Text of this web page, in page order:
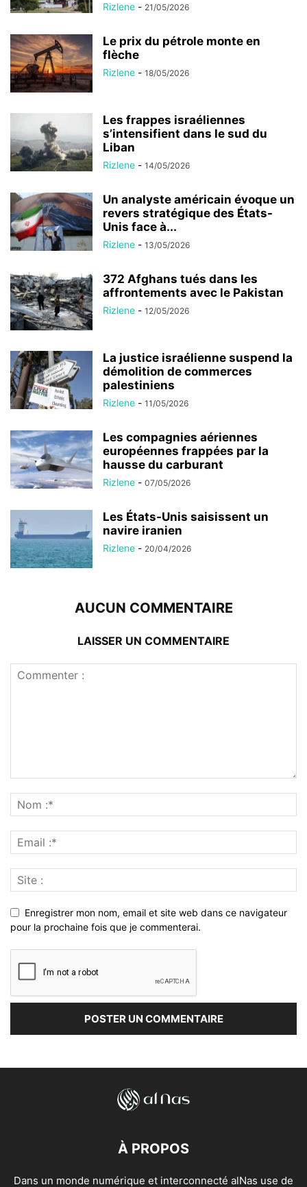
Rizlene - 21/05/2026
Le prix du pétrole monte en
flèche
Rizlene - 18/05/2026
Les frappes israéliennes
s’intensifient dans le sud du
Liban
Rizlene - 14/05/2026
Un analyste américain évoque un
revers stratégique des États-
Unis face à...
Rizlene - 13/05/2026
372 Afghans tués dans les
affrontements avec le Pakistan
Rizlene - 12/05/2026
La justice israélienne suspend la
démolition de commerces
palestiniens
Rizlene - 11/05/2026
Les compagnies aériennes
européennes frappées par la
hausse du carburant
Rizlene - 07/05/2026
Les États-Unis saisissent un
navire iranien
Rizlene - 20/04/2026
AUCUN COMMENTAIRE
LAISSER UN COMMENTAIRE
Enregistrer mon nom, email et site web dans ce navigateur
pour la prochaine fois que je commenterai.
À PROPOS
Dans un monde numérique et interconnecté alNas use de